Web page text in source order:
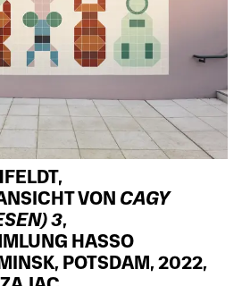
VON CAGY
3,
HASSO
POTSDAM, 2022,